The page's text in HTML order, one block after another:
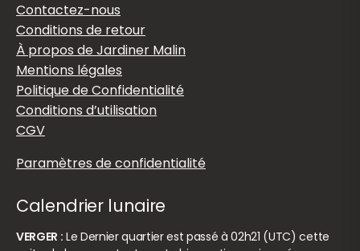
Contactez-nous
Conditions de retour
À propos de Jardiner Malin
Mentions légales
Politique de Confidentialité
Conditions d’utilisation
CGV
Paramètres de confidentialité
Calendrier lunaire
VERGER : Le Dernier quartier est passé à 02h21 (UTC) cette